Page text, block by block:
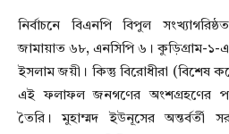
নির্বাচনে বিএনপি বিপুল
জামায়াত ৬৮, এনসিপি ৬। কুড়িগ্রাম-
ইসলাম জয়ী। কিন্তু বিরোধীরা (বিশেষ
এই ফলাফল জনগণের অংশগ্রহণের
তৈরি। মুহাম্মদ ইউনূসের অন্তর্বর্তী